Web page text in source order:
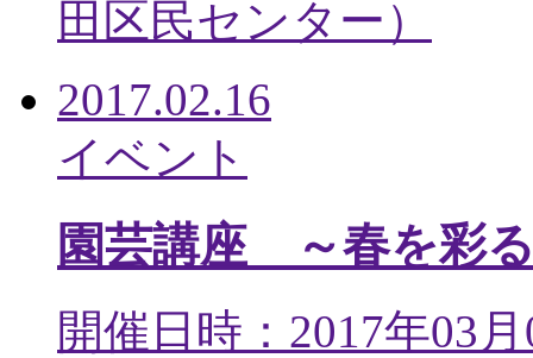
田区民センター ）
2017.02.16
イベント
園芸講座 ～春を彩
開催日時：2017年03